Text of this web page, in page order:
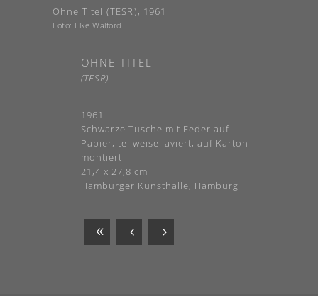
Ohne Titel (TESR), 1961
Foto: Elke Walford
OHNE TITEL
(TESR)
1961
Schwarze Tusche mit Feder auf
Papier, teilweise laviert, auf Karton
montiert
21,4 x 27,8 cm
Hamburger Kunsthalle, Hamburg